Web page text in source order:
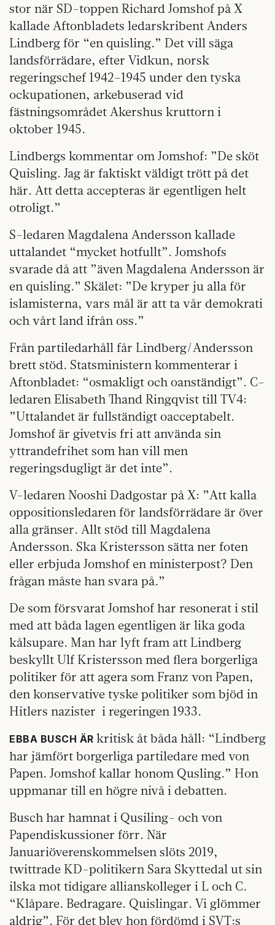
stor när SD-toppen Richard Jomshof på X
kallade Aftonbladets ledarskribent Anders
Lindberg för “en quisling.” Det vill säga
landsförrädare, efter Vidkun, norsk
regeringschef 1942–1945 under den tyska
ockupationen, arkebuserad vid
fästningsområdet Akershus kruttorn i
oktober 1945.
Lindbergs kommentar om Jomshof: ”De sköt
Quisling. Jag är faktiskt väldigt trött på det
här. Att detta accepteras är egentligen helt
otroligt.”
S-ledaren Magdalena Andersson kallade
uttalandet “mycket hotfullt”. Jomshofs
svarade då att ”även Magdalena Andersson är
en quisling.” Skälet: ”De kryper ju alla för
islamisterna, vars mål är att ta vår demokrati
och vårt land ifrån oss.”
Från partiledarhåll får Lindberg/Andersson
brett stöd. Statsministern kommenterar i
Aftonbladet: “osmakligt och oanständigt”. C-
ledaren Elisabeth Thand Ringqvist till TV4:
”Uttalandet är fullständigt oacceptabelt.
Jomshof är givetvis fri att använda sin
yttrandefrihet som han vill men
regeringsdugligt är det inte”.
V-ledaren Nooshi Dadgostar på X: ”Att kalla
oppositionsledaren för landsförrädare är över
alla gränser. Allt stöd till Magdalena
Andersson. Ska Kristersson sätta ner foten
eller erbjuda Jomshof en ministerpost? Den
frågan måste han svara på.”
De som försvarat Jomshof har resonerat i stil
med att båda lagen egentligen är lika goda
kålsupare. Man har lyft fram att Lindberg
beskyllt Ulf Kristersson med flera borgerliga
politiker för att agera som Franz von Papen,
den konservative tyske politiker som bjöd in
Hitlers nazister i regeringen 1933.
EBBA BUSCH ÄR kritisk åt båda håll: “Lindberg
har jämfört borgerliga partiledare med von
Papen. Jomshof kallar honom Qusling.” Hon
uppmanar till en högre nivå i debatten.
Busch har hamnat i Qusiling- och von
Papendiskussioner förr. När
Januariöverenskommelsen slöts 2019,
twittrade KD-politikern Sara Skyttedal ut sin
ilska mot tidigare allianskolleger i L och C.
“Klåpare. Bedragare. Quislingar. Vi glömmer
aldrig”. För det blev hon fördömd i SVT:s